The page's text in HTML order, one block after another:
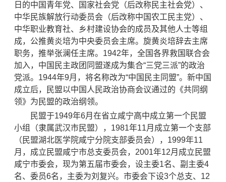
日的中国青年党、国家社会党（后改称民主社会党）、
中华民族解放行动委员会（后改称中国农工民主党）、
中华职业教育社、乡村建设协会的成员及其他人士等组
成，公推黄炎培为中央委员会主席。旋黄炎培辞去主席
职务，推举张澜任主席。1942年，全国各界救国联合会
加入，中国民主政团同盟遂成为集合“三党三派”的政治
党派。1944年9月，将名称改为“中国民主同盟”。新中国
成立后，民盟以中国人民政治协商会议通过的《共同纲
领》为民盟的政治纲领。
民盟于1949年6月在省立咸宁高中成立第一个民盟
小组（隶属武汉市民盟），1981年11月成立第一个支部
（民盟湖北医学院咸宁分院支部委员会），1999年11
月，成立民盟咸宁市总支委员会，2001年12月成立民盟
咸宁市委会，现为第五届市委会，设主委1名、副主委4
名、委员6名，主委为刘复兴。市委会下设3个总支、12